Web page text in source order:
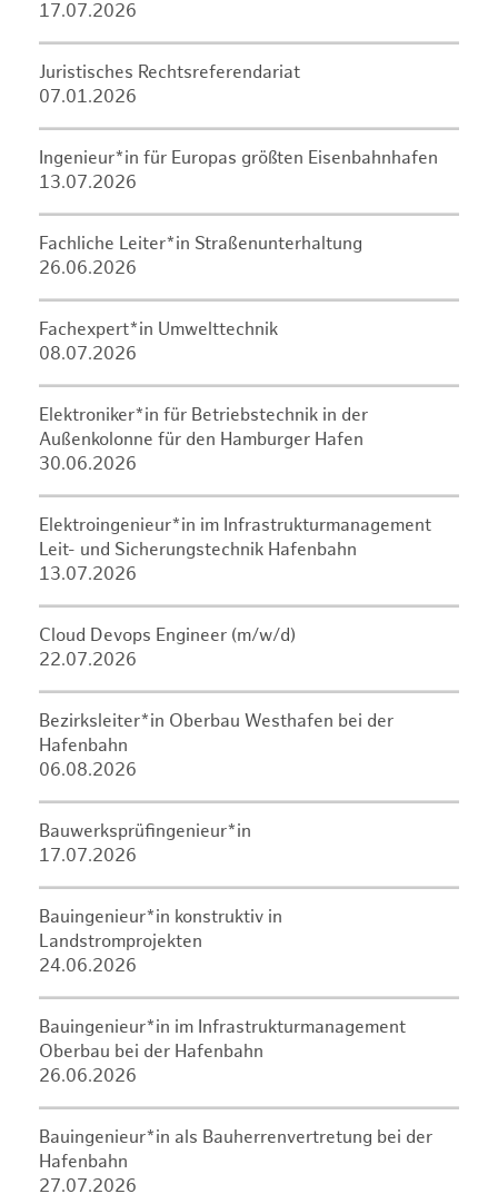
17.07.2026
Juristisches Rechtsreferendariat
07.01.2026
Ingenieur*in für Europas größten Eisenbahnhafen
13.07.2026
Fachliche Leiter*in Straßenunterhaltung
26.06.2026
Fachexpert*in Umwelttechnik
08.07.2026
Elektroniker*in für Betriebstechnik in der
Außenkolonne für den Hamburger Hafen
30.06.2026
Elektroingenieur*in im Infrastrukturmanagement
Leit- und Sicherungstechnik Hafenbahn
13.07.2026
Cloud Devops Engineer (m/w/d)
22.07.2026
Bezirksleiter*in Oberbau Westhafen bei der
Hafenbahn
06.08.2026
Bauwerksprüfingenieur*in
17.07.2026
Bauingenieur*in konstruktiv in
Landstromprojekten
24.06.2026
Bauingenieur*in im Infrastrukturmanagement
Oberbau bei der Hafenbahn
26.06.2026
Bauingenieur*in als Bauherrenvertretung bei der
Hafenbahn
27.07.2026